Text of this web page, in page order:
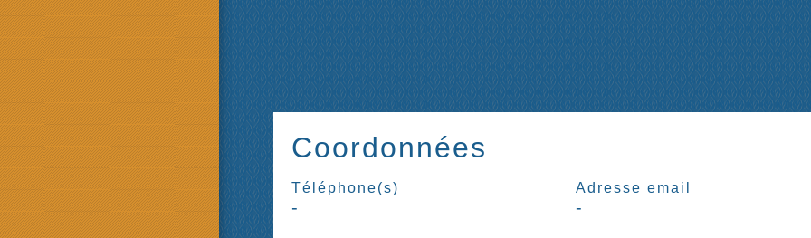
Coordonnées
Téléphone(s)
-
Adresse email
-